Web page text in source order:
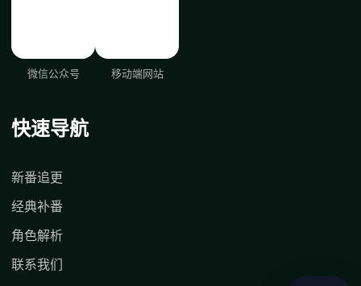
微信公众号 移动端网站
快速导航
新番追更
经典补番
角色解析
联系我们